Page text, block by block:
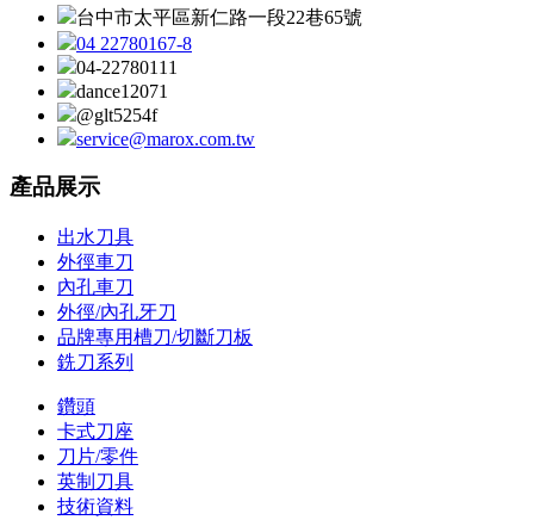
台中市太平區新仁路一段22巷65號
04 22780167-8
04-22780111
dance12071
@glt5254f
service@marox.com.tw
產品展示
出水刀具
外徑車刀
內孔車刀
外徑/內孔牙刀
品牌專用槽刀/切斷刀板
銑刀系列
鑽頭
卡式刀座
刀片/零件
英制刀具
技術資料